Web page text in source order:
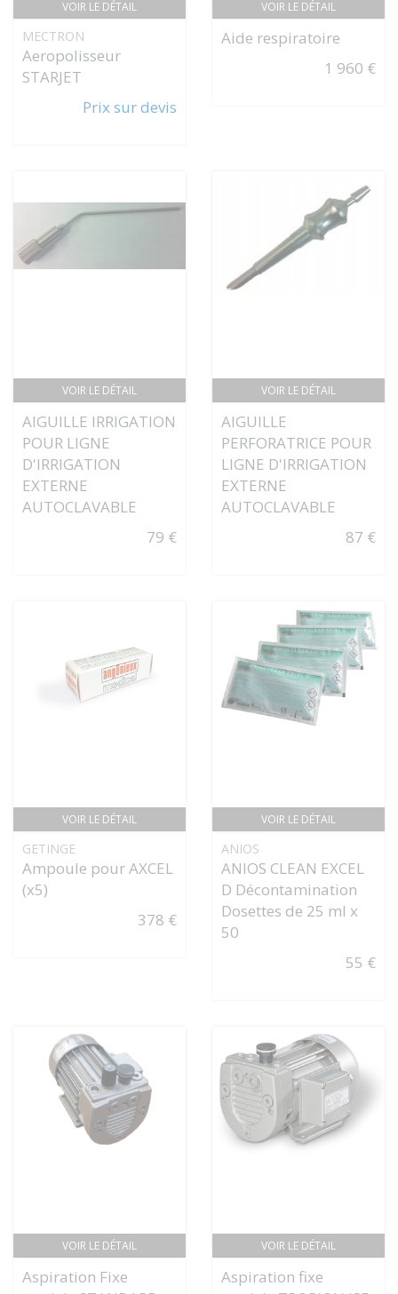
VOIR LE DÉTAIL
MECTRON
Aeropolisseur
STARJET
Prix sur devis
VOIR LE DÉTAIL
Aide respiratoire
1 960 €
VOIR LE DÉTAIL
AIGUILLE IRRIGATION
POUR LIGNE
D'IRRIGATION
EXTERNE
AUTOCLAVABLE
79 €
VOIR LE DÉTAIL
AIGUILLE
PERFORATRICE POUR
LIGNE D'IRRIGATION
EXTERNE
AUTOCLAVABLE
87 €
VOIR LE DÉTAIL
GETINGE
Ampoule pour AXCEL
(x5)
378 €
VOIR LE DÉTAIL
ANIOS
ANIOS CLEAN EXCEL
D Décontamination
Dosettes de 25 ml x
50
55 €
VOIR LE DÉTAIL
Aspiration Fixe
VOIR LE DÉTAIL
Aspiration fixe